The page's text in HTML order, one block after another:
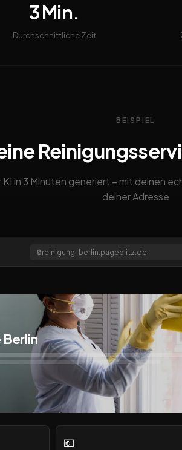
3 Min.
Durchschnittliche Zeit
BEISPIEL
KI in 3 Minuten generiert – mit deinen
deiner Adresse
🔒reinigung-berlin.pageblitz.de
Berlin
💶